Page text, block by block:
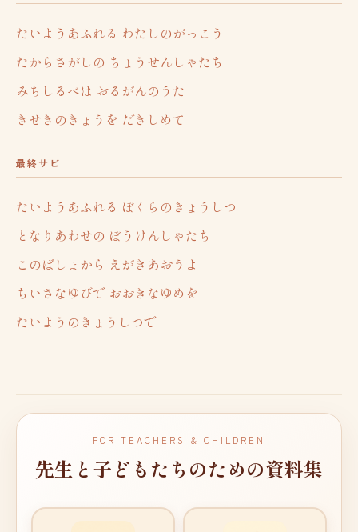
たいようあふれる わたしのがっこう
たからさがしの ちょうせんしゃたち
みちしるべは おるがんのうた
きせきのきょうを だきしめて
最終サビ
たいようあふれる ぼくらのきょうしつ
となりあわせの ぼうけんしゃたち
このばしょから えがきあおうよ
ちいさなゆびで おおきなゆめを
たいようのきょうしつで
FOR TEACHERS & CHILDREN
先生と子どもたちのための資料集